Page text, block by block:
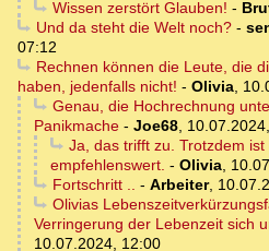
Wissen zerstört Glauben! -
Und da steht die Welt noch?-
07:12
Rechnen können die Leute, die
haben, jedenfalls nicht! - Olivia,
Genau, die Hochrechnung
Panikmache - Joe68,
Ja, das trifft zu. Trotzdem
empfehlenswert. - Olivia,
Fortschritt .. - Arbeiter,
Olivias
Verringerung der Lebenzeit sich
10.07.2024, 12:00